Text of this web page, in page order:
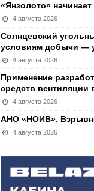
«Янзолото»
4 августа 2026
Солнцевский
условиям добычи —
4 августа 2026
Применение
средств вентиляции
4 августа 2026
АНО «НОИВ».
4 августа 2026